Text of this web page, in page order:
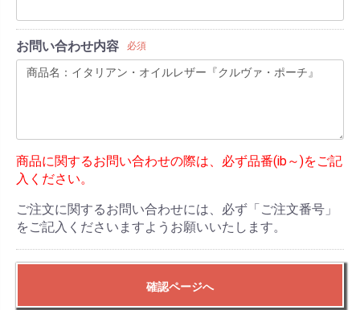
お問い合わせ内容 必須
商品に関するお問い合わせの際は、必ず品番(ib～)をご記
入ください。
ご注文に関するお問い合わせには、必ず「ご注文番号」
をご記入くださいますようお願いいたします。
確認ページへ